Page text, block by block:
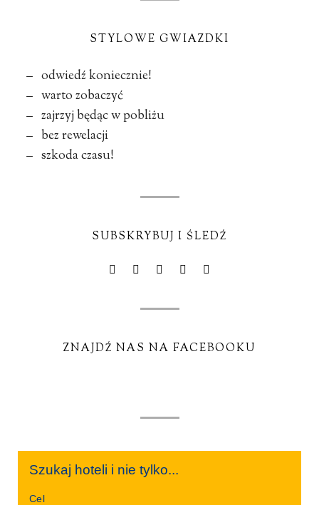
STYLOWE GWIAZDKI
– odwiedź koniecznie!
– warto zobaczyć
– zajrzyj będąc w pobliżu
– bez rewelacji
– szkoda czasu!
SUBSKRYBUJ I ŚLEDŹ
ZNAJDŹ NAS NA FACEBOOKU
Szukaj hoteli i nie tylko...
Cel